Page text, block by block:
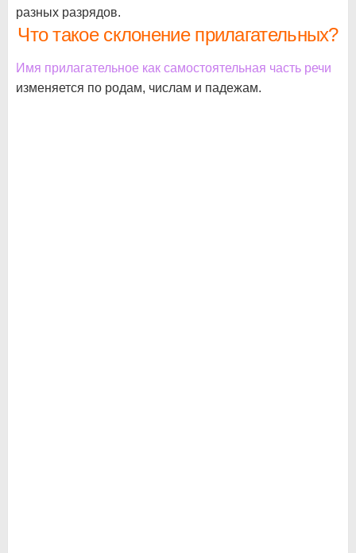
разных разрядов.
Что такое склонение прилагательных?
Имя прилагательное как самостоятельная часть речи
изменяется по родам, числам и падежам.